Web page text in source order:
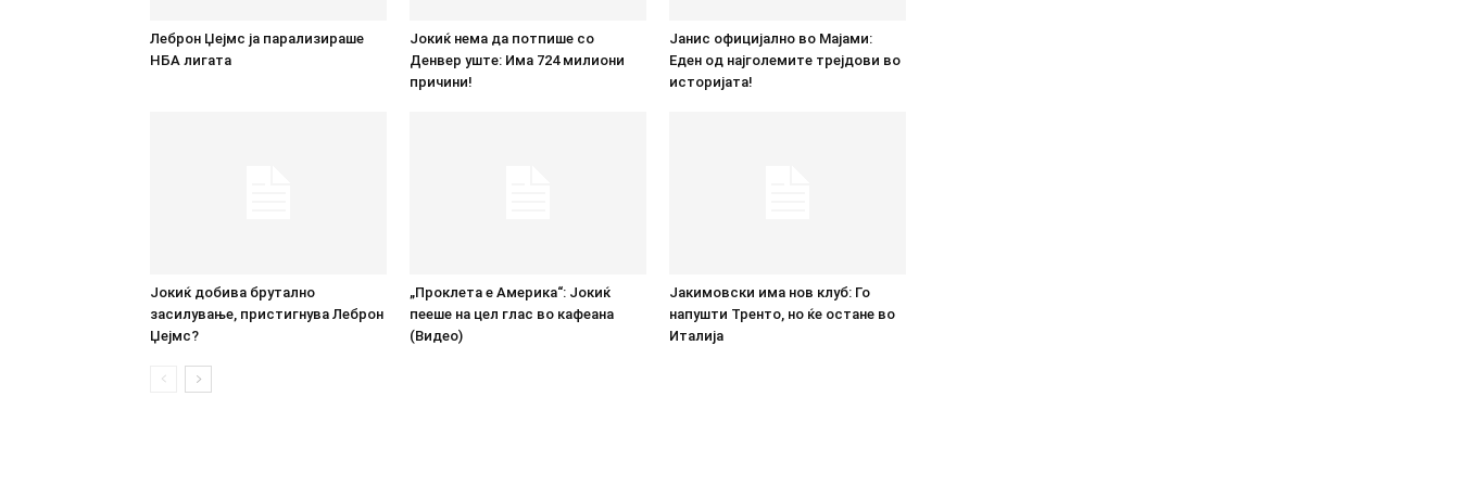
Леброн Џејмс ја парализираше
НБА лигата
Јокиќ нема да потпише со
Денвер уште: Има 724 милиони
причини!
Јанис официјално во Мајами:
Еден од најголемите трејдови во
историјата!
Јокиќ добива брутално
засилување, пристигнува Леброн
Џејмс?
„Проклета е Америка“: Јокиќ
пееше на цел глас во кафеана
(Видео)
Јакимовски има нов клуб: Го
напушти Тренто, но ќе остане во
Италија